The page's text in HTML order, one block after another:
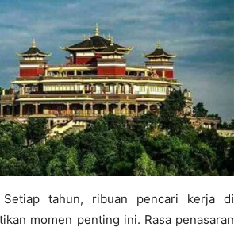
Setiap tahun, ribuan pencari kerja di
momen penting ini. Rasa penasaran